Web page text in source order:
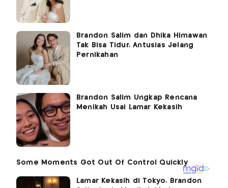
Brandon Salim dan Dhika Himawan
Tak Bisa Tidur, Antusias Jelang
Pernikahan
Brandon Salim Ungkap Rencana
Menikah Usai Lamar Kekasih
Lamar Kekasih di Tokyo, Brandon